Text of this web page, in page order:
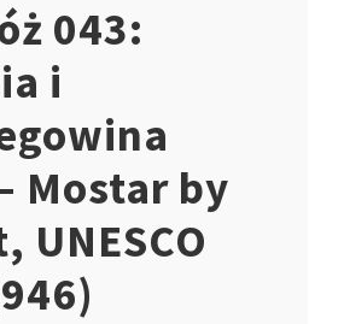
043:
i
Mostar by
UNESCO